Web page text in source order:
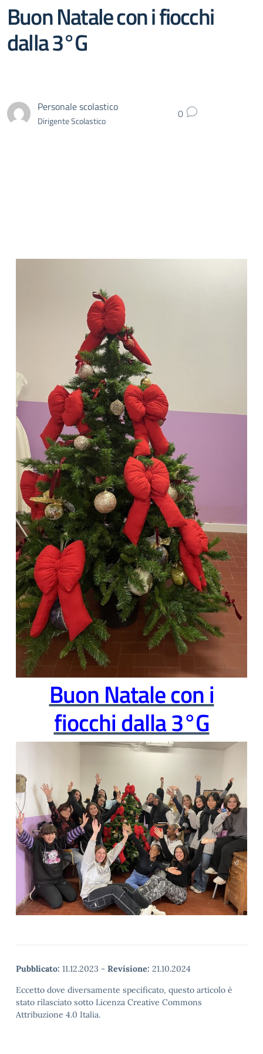
Buon Natale con i fiocchi
dalla 3°G
Personale scolastico
Dirigente Scolastico 0
Buon Natale con i
fiocchi dalla 3°G
Pubblicato: 11.12.2023 - Revisione: 21.10.2024
Eccetto dove diversamente specificato, questo articolo è
stato rilasciato sotto Licenza Creative Commons
Attribuzione 4.0 Italia.